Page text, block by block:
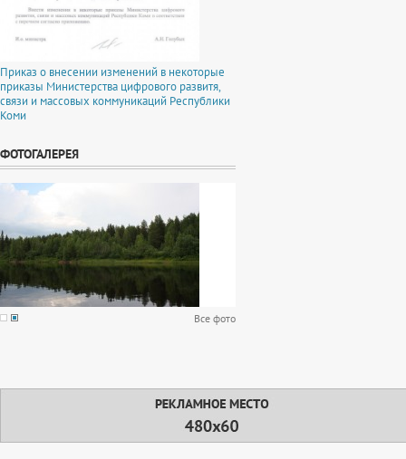
Приказ о внесении изменений в некоторые
приказы Министерства цифрового развитя,
связи и массовых коммуникаций Республики
Коми
ФОТОГАЛЕРЕЯ
Все фото